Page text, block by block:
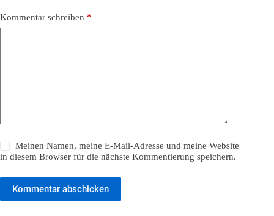
Kommentar schreiben *
Meinen Namen, meine E-Mail-Adresse und meine Website
in diesem Browser für die nächste Kommentierung speichern.
Kommentar abschicken